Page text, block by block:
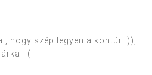
hogy szép legyen a kontúr :)),
:(